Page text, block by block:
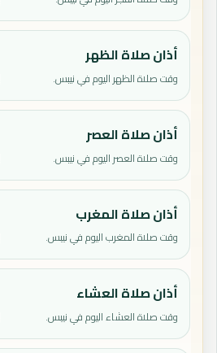
أذان صلاة الظهر
وقت صلاة الظهر اليوم في نيبس.
أذان صلاة العصر
وقت صلاة العصر اليوم في نيبس.
أذان صلاة المغرب
وقت صلاة المغرب اليوم في نيبس.
أذان صلاة العشاء
وقت صلاة العشاء اليوم في نيبس.